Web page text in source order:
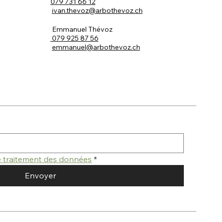
ivan.thevoz@arbothevoz.ch
Emmanuel Thévoz
079 925 87 56
emmanuel@arbothevoz.ch
des données *
Envoyer